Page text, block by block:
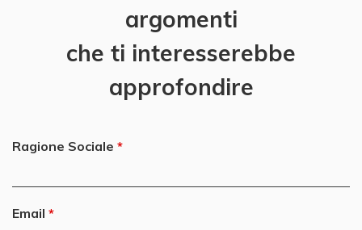
argomenti
che ti interesserebbe
approfondire
Ragione Sociale
Email